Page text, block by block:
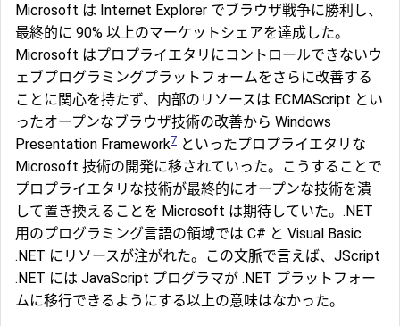
Microsoft は Internet Explorer でブラウザ戦争に勝利し、
最終的に 90% 以上のマーケットシェアを達成した。
Microsoft はプロプライエタリにコントロールできないウ
ェブプログラミングプラットフォームをさらに改善する
ことに関心を持たず、内部のリソースは ECMAScript とい
ったオープンなブラウザ技術の改善から Windows
Presentation Framework7 といったプロプライエタリな
Microsoft 技術の開発に移されていった。こうすることで
プロプライエタリな技術が最終的にオープンな技術を潰
して置き換えることを Microsoft は期待していた。.NET
用のプログラミング言語の領域では C# と Visual Basic
.NET にリソースが注がれた。この文脈で言えば、JScript
.NET には JavaScript プログラマが .NET プラットフォー
ムに移行できるようにする以上の意味はなかった。